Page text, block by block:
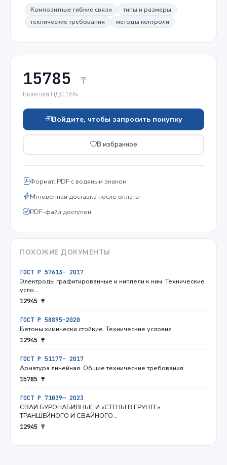
Композитные гибкие связи
типы и размеры
технические требования
методы контроля
15785 ₸
Включая НДС 16%
Войдите, чтобы запросить покупку
В избранное
Формат: PDF с водяным знаком
Мгновенная доставка после оплаты
PDF-файл доступен
ПОХОЖИЕ ДОКУМЕНТЫ
ГОСТ Р 57613- 2017
Электроды графитированные и ниппели к ним. Технические
усло…
12945 ₸
ГОСТ Р 58895-2020
Бетоны химически стойкие. Технические условия
12945 ₸
ГОСТ Р 51177- 2017
Арматура линейная. Общие технические требования
15785 ₸
ГОСТ Р 71039— 2023
СВАИ БУРОНАБИВНЫЕ И «СТЕНЫ В ГРУНТЕ»
ТРАНШЕЙНОГО И СВАЙНОГО…
12945 ₸